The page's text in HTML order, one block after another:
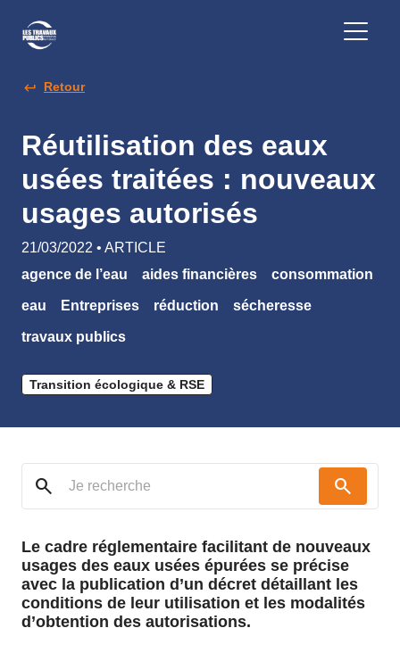
Retour
Réutilisation des eaux
usées traitées : nouveaux
usages autorisés
21/03/2022 • ARTICLE
agence de l’eau
aides financières consommation
eau Entreprises réduction sécheresse
travaux publics
Transition écologique & RSE
search search
Le cadre réglementaire facilitant de nouveaux
usages des eaux usées épurées se précise
avec la publication d’un décret détaillant les
conditions de leur utilisation et les modalités
d’obtention des autorisations.